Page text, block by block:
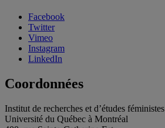
Facebook
Twitter
Vimeo
Instagram
LinkedIn
Coordonnées
Institut de recherches et d’études féministes
Université du Québec à Montréal